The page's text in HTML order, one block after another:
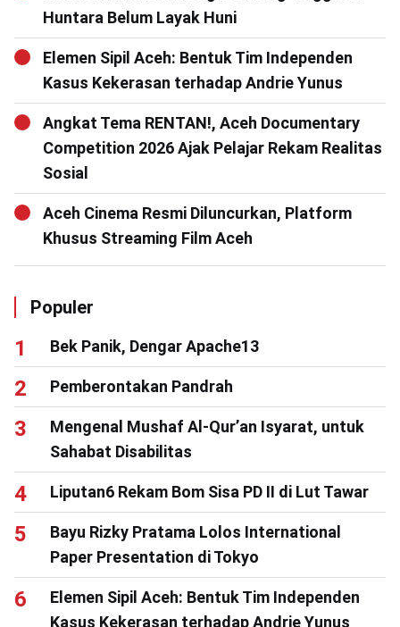
Huntara Belum Layak Huni
Elemen Sipil Aceh: Bentuk Tim Independen
Kasus Kekerasan terhadap Andrie Yunus
Angkat Tema RENTAN!, Aceh Documentary
Competition 2026 Ajak Pelajar Rekam Realitas
Sosial
Aceh Cinema Resmi Diluncurkan, Platform
Khusus Streaming Film Aceh
Populer
Bek Panik, Dengar Apache13
Pemberontakan Pandrah
Mengenal Mushaf Al-Qur’an Isyarat, untuk
Sahabat Disabilitas
Liputan6 Rekam Bom Sisa PD II di Lut Tawar
Bayu Rizky Pratama Lolos International
Paper Presentation di Tokyo
Elemen Sipil Aceh: Bentuk Tim Independen
Kasus Kekerasan terhadap Andrie Yunus